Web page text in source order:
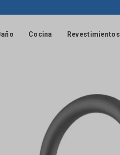
Cocina Revestimientos